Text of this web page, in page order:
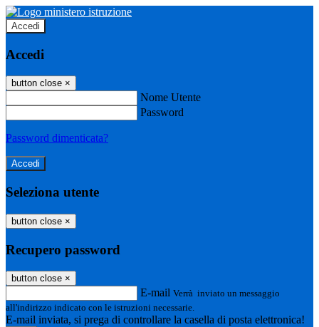
Accedi
Accedi
button close ×
Nome Utente
Password
Password dimenticata?
Seleziona utente
button close ×
Recupero password
button close ×
E-mail Verrà inviato un messaggio
all'indirizzo indicato con le istruzioni necessarie.
E-mail inviata, si prega di controllare la casella di posta elettronica!